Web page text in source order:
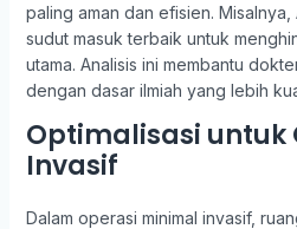
paling aman dan efisien.
sudut masuk terbaik untuk
utama. Analisis ini membantu
dengan dasar ilmiah yang lebih
Optimalisasi untuk
Invasif
Dalam operasi minimal invasif,